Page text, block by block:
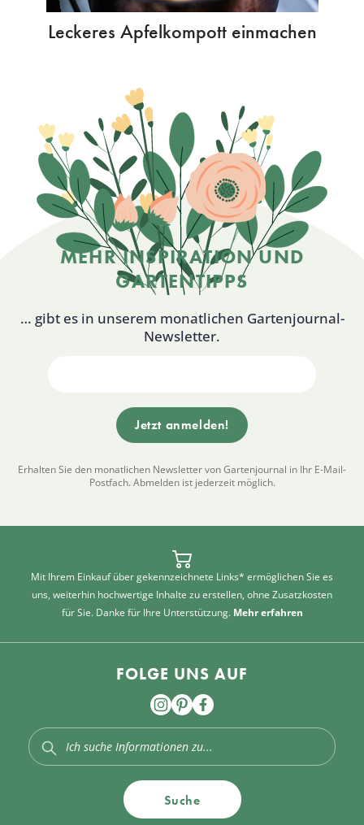
Leckeres Apfelkompott einmachen
MEHR INSPIRATION UND
GARTENTIPPS
… gibt es in unserem monatlichen Gartenjournal-
Newsletter.
Erhalten Sie den monatlichen Newsletter von Gartenjournal in Ihr E-Mail-
Postfach. Abmelden ist jederzeit möglich.
Mit Ihrem Einkauf über gekennzeichnete Links* ermöglichen Sie es
uns, weiterhin hochwertige Inhalte zu erstellen, ohne Zusatzkosten
für Sie. Danke für Ihre Unterstützung. Mehr erfahren
FOLGE UNS AUF
Suche